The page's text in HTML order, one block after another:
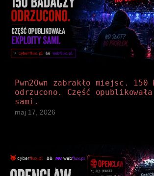
Pwn2Own zabrakło miejsc. 150
odrzucono. Część
sami.
maj 17, 2026